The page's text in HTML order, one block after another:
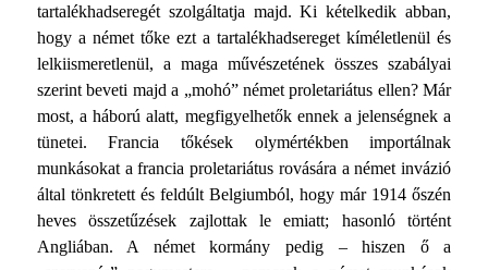
tartalékhadseregét szolgáltatja majd. Ki kétel­kedik abban,
hogy a német tőke ezt a tartalékhadsereget kímé­letlenül és
lelkiismeretlenül, a maga művészetének összes sza­bályai
szerint beveti majd a „mohó” német proletariátus ellen? Már
most, a háború alatt, megfigyelhetők ennek a jelenségnek a
tünetei. Francia tőkések olymértékben importálnak
munkásokat a francia proletariátus rovására a német invázió
által tönkretett és feldúlt Belgiumból, hogy már 1914 őszén
heves összetűzések zajlottak le emiatt; hasonló történt
Angliában. A német kormány pedig – hiszen ő a